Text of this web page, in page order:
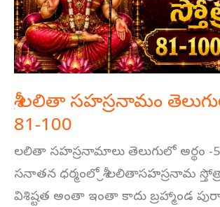
శ్రీ లలితా సహస్రనామం
81-100
లలితా సహస్రనామాలు తెలుగులో అర్థం
సనాతన ధర్మంలో శ్రీ లలితాసహస్రనామ
విశిష్టత అంతా ఇంతా కాదు బ్రహ్మాండ
అర్థం
81-
100